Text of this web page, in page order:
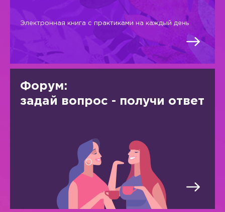
Электронная книга с практиками на каждый день
Форум:
задай вопрос - получи ответ